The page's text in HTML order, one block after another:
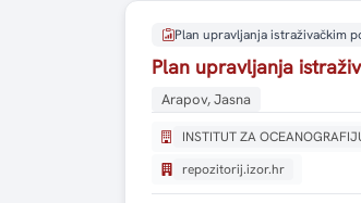
Plan upravljanja istraživačkim
Plan upravljanja
Arapov, Jasna
INSTITUT ZA
repozitorij.izor.hr